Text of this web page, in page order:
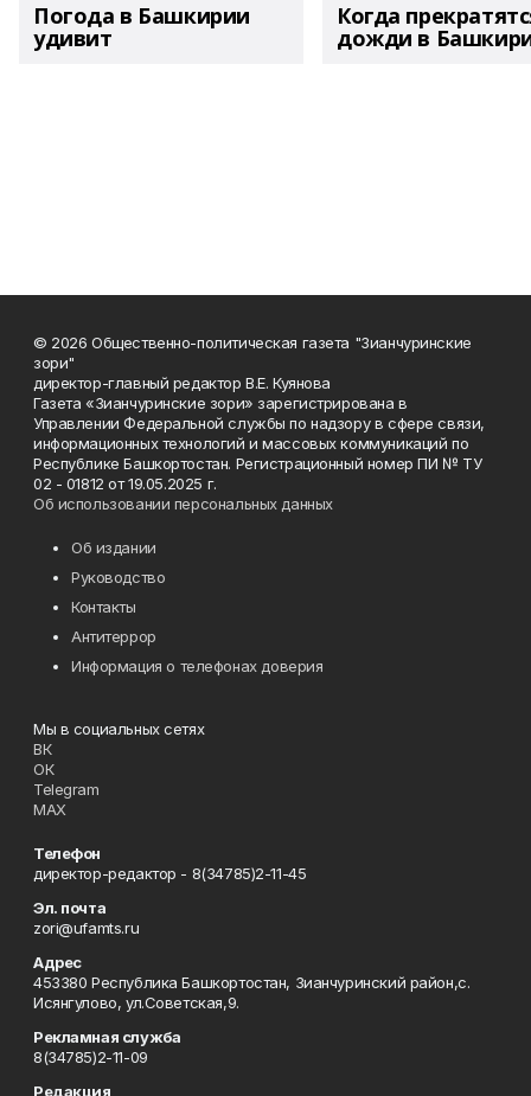
Погода в Башкирии
удивит
Когда
дожди в
© 2026 Общественно-политическая газета "Зианчуринские
зори"
директор-главный редактор В.Е. Куянова
Газета «Зианчуринские зори» зарегистрирована в
Управлении Федеральной службы по надзору в сфере связи,
информационных технологий и массовых коммуникаций по
Республике Башкортостан. Регистрационный номер ПИ № ТУ
02 - 01812 от 19.05.2025 г.
Об использовании персональных данных
Об издании
Руководство
Контакты
Антитеррор
Информация о телефонах доверия
Мы в социальных сетях
ВК
ОК
Telegram
MAX
Телефон
директор-редактор - 8(34785)2-11-45
Эл. почта
zori@ufamts.ru
Адрес
453380 Республика Башкортостан, Зианчуринский район,с.
Исянгулово, ул.Советская,9.
Рекламная служба
8(34785)2-11-09
Редакция